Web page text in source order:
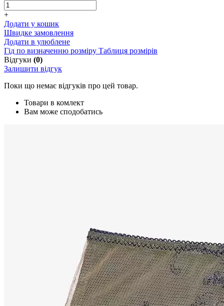
+
Додати у кошик
Швидке замовлення
Додати в улюблене
Гід по визначенню розміру Таблиця розмірів
Відгуки (0)
Залишити відгук
Поки що немає відгуків про цей товар.
Товари в комлект
Вам може сподобатись